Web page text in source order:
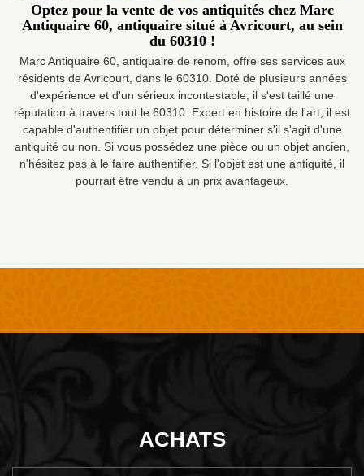
Optez pour la vente de vos antiquités chez Marc
Antiquaire 60, antiquaire situé à Avricourt, au sein
du 60310 !
Marc Antiquaire 60, antiquaire de renom, offre ses services aux
résidents de Avricourt, dans le 60310. Doté de plusieurs années
d'expérience et d'un sérieux incontestable, il s'est taillé une
réputation à travers tout le 60310. Expert en histoire de l'art, il est
capable d'authentifier un objet pour déterminer s'il s'agit d'une
antiquité ou non. Si vous possédez une pièce ou un objet ancien,
n'hésitez pas à le faire authentifier. Si l'objet est une antiquité, il
pourrait être vendu à un prix avantageux.
ACHATS